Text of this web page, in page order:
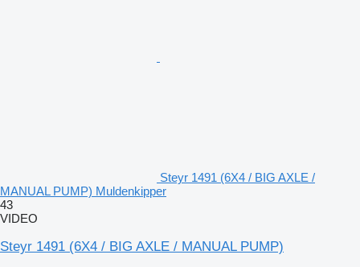
Steyr 1491 (6X4 / BIG AXLE /
MANUAL PUMP) Muldenkipper
43
VIDEO
Steyr 1491 (6X4 / BIG AXLE / MANUAL PUMP)